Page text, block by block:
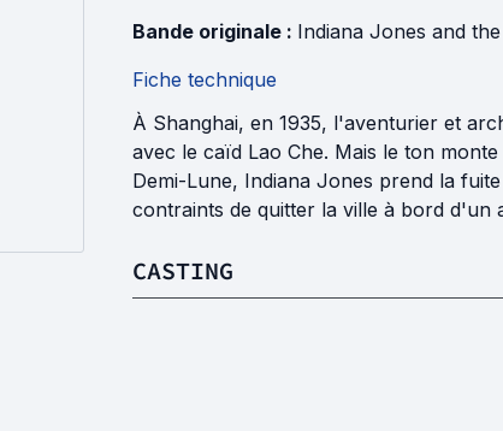
Bande originale : Indiana Jones and
Fiche technique
À Shanghai, en 1935, l'aventurier et
avec le caïd Lao Che. Mais le ton
Demi-Lune, Indiana Jones prend la
contraints de quitter la ville à bord
CASTING